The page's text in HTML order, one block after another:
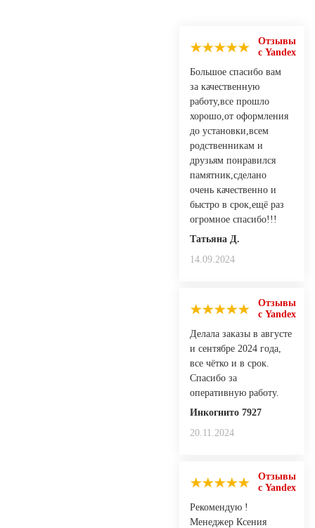
Отзывы
с Yandex
Большое спасибо вам
за качественную
работу,все прошло
хорошо,от оформления
до установки,всем
родственникам и
друзьям понравился
памятник,сделано
очень качественно и
быстро в срок,ещё раз
огромное спасибо!!!
Татьяна Д.
14.09.2024
Отзывы
с Yandex
Делала заказы в августе
и сентябре 2024 года,
все чётко и в срок.
Спасибо за
оперативную работу.
Инкогнито 7927
20.11.2024
Отзывы
с Yandex
Рекомендую !
Менеджер Ксения